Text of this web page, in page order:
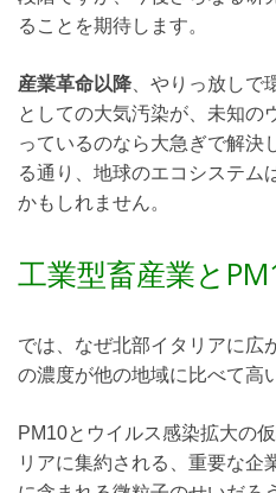
ることを期待します。
産業革命以降 、やりっ放し
としての大気汚染が、未知の
っているのなら大急ぎで解決
る通り、地球のエコシステム
かもしれません。
工業型畜産業と
では、なぜ北部イタリアに広
の濃度が他の地域に比べて高
PM10とウイルス感染拡大の
リアに集約される、重要な企